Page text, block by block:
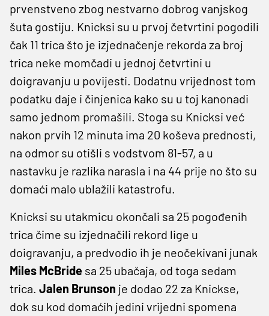
prvenstveno zbog nestvarno dobrog vanjskog
šuta gostiju. Knicksi su u prvoj četvrtini pogodili
čak 11 trica što je izjednačenje rekorda za broj
trica neke momčadi u jednoj četvrtini u
doigravanju u povijesti. Dodatnu vrijednost tom
podatku daje i činjenica kako su u toj kanonadi
samo jednom promašili. Stoga su Knicksi već
nakon prvih 12 minuta ima 20 koševa prednosti,
na odmor su otišli s vodstvom 81-57, a u
nastavku je razlika narasla i na 44 prije no što su
domaći malo ublažili katastrofu.
Knicksi su utakmicu okončali sa 25 pogođenih
trica čime su izjednačili rekord lige u
doigravanju, a predvodio ih je neočekivani junak
Miles McBride sa 25 ubačaja, od toga sedam
trica. Jalen Brunson je dodao 22 za Knickse,
dok su kod domaćih jedini vrijedni spomena